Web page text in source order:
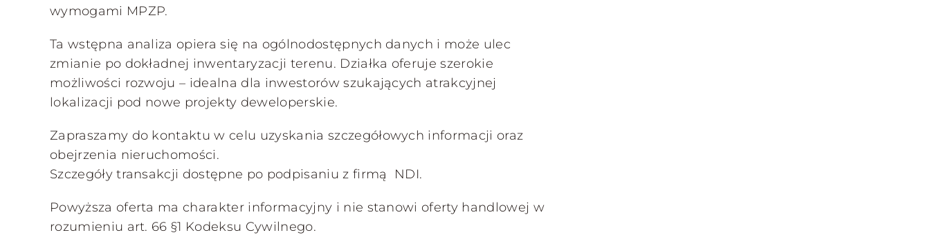
wymogami MPZP.
Ta wstępna analiza opiera się na ogólnodostępnych danych i może ulec
zmianie po dokładnej inwentaryzacji terenu. Działka oferuje szerokie
możliwości rozwoju – idealna dla inwestorów szukających atrakcyjnej
lokalizacji pod nowe projekty deweloperskie.
Zapraszamy do kontaktu w celu uzyskania szczegółowych informacji oraz
obejrzenia nieruchomości.
Szczegóły transakcji dostępne po podpisaniu z firmą NDI.
Powyższa oferta ma charakter informacyjny i nie stanowi oferty handlowej w
rozumieniu art. 66 §1 Kodeksu Cywilnego.